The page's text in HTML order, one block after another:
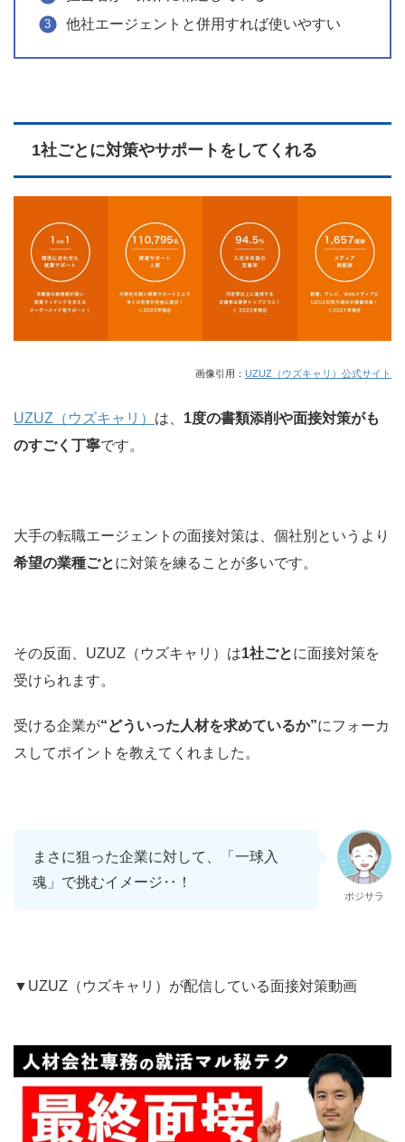
他社エージェントと併用すれば使いやすい
1社ごとに対策やサポートをしてくれる
画像引用： UZUZ（ウズキャリ）公式サイト
UZUZ（ウズキャリ） は、 1度の書類添削や面接対策がも
のすごく丁寧です。
大手の転職エージェントの面接対策は、個社別というより
希望の業種ごとに対策を練ることが多いです。
その反面、UZUZ（ウズキャリ）は1社ごとに面接対策を
受けられます。
受ける企業が“どういった人材を求めているか”にフォーカ
スしてポイントを教えてくれました。
まさに狙った企業に対して、「一球入
魂」で挑むイメージ‥！
ポジサラ
▼UZUZ（ウズキャリ）が配信している面接対策動画